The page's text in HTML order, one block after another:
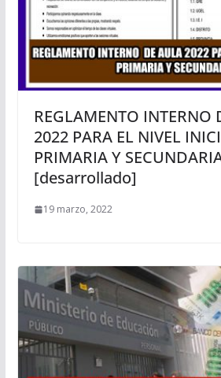
REGLAMENTO INTERNO
2022 PARA EL NIVEL
PRIMARIA Y
[desarrollado]
19 marzo, 2022